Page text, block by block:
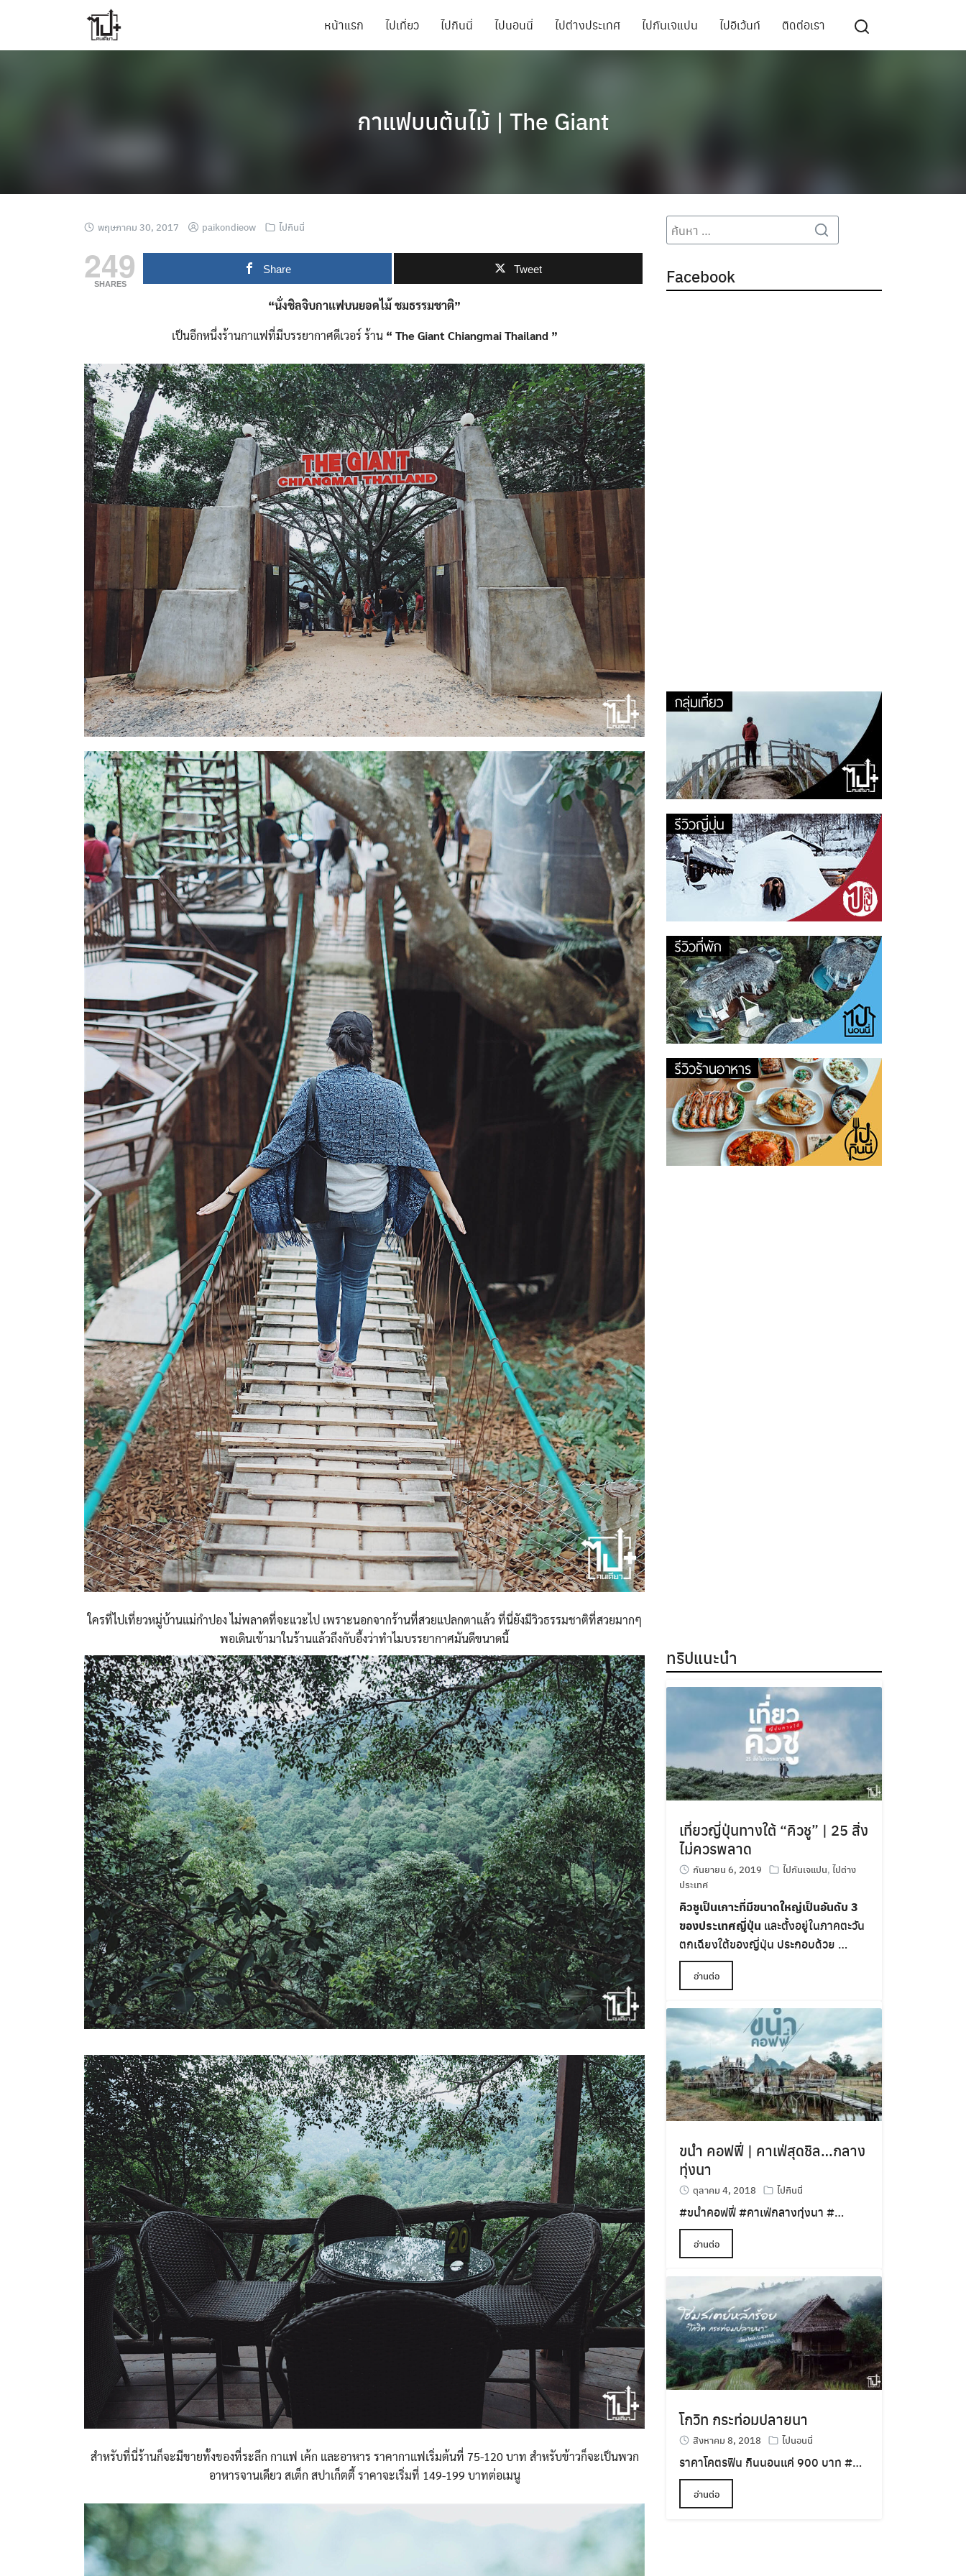
หน้าแรก ไปเที่ยว ไปกินนี่ ไปนอนนี่ ไปต่างประเทศ ไปกันเจแปน ไปอีเว้นท์ ติดต่อเรา
Search
for: Search
กาแฟบนต้นไม้ | The Giant
พฤษภาคม 30, 2017 paikondieow ไปกินนี่
249
SHARES
Share Tweet
“นั่งชิลจิบกาแฟบนยอดไม้ ชมธรรมชาติ”
เป็นอีกหนึ่งร้านกาแฟที่มีบรรยากาศดีเวอร์ ร้าน “ The Giant Chiangmai Thailand​ ”
ใครที่ไปเที่ยวหมู่บ้านแม่กำปอง ไม่พลาดที่จะแวะไป เพราะนอกจากร้านที่สวยแปลกตาแล้ว ที่นี่ยังมีวิวธรรมชาติที่สวยมากๆ
พอเดินเข้ามาในร้านแล้วถึงกับอึ้งว่าทำไมบรรยากาศมันดีขนาดนี้
สำหรับที่นี่ร้านก็จะมีขายทั้งของที่ระลึก กาแฟ เค้ก และอาหาร ราคากาแฟเริ่มต้นที่ 75-120 บาท สำหรับข้าวก็จะเป็นพวก
อาหารจานเดียว สเต็ก สปาเก็ตตี้ ราคาจะเริ่มที่ 149-199 บาทต่อเมนู
Search
for:
Search
Facebook
ทริปแนะนำ
เที่ยวญี่ปุ่นทางใต้ “คิวชู” | 25 สิ่ง
ไม่ควรพลาด
กันยายน 6, 2019 ไปกันเจแปน, ไปต่าง
ประเทศ
คิวชูเป็นเกาะที่มีขนาดใหญ่เป็นอันดับ 3
ของประเทศญี่ปุ่น และตั้งอยู่ในภาคตะวัน
ตกเฉียงใต้ของญี่ปุ่น ประกอบด้วย …
อ่านต่อ
ขนำ คอฟฟี่ | คาเฟ่สุดชิล…กลาง
ทุ่งนา
ตุลาคม 4, 2018 ไปกินนี่
#ขนำคอฟฟี่#คาเฟ่กลางทุ่งนา #…
อ่านต่อ
โกวิท กระท่อมปลายนา
สิงหาคม 8, 2018 ไปนอนนี่
ราคาโคตรฟิน กินนอนแค่ 900 บาท #…
อ่านต่อ